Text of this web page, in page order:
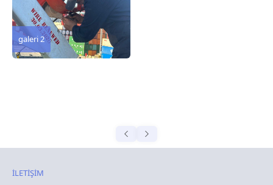
galeri 2
İLETİŞİM